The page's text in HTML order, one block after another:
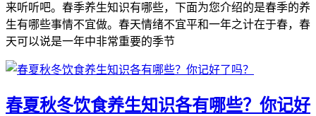
来听听吧。春季养生知识有哪些，下面为您介绍的是春季的养
生有哪些事情不宜做。春天情绪不宜平和一年之计在于春，春
天可以说是一年中非常重要的季节
春夏秋冬饮食养生知识各有哪些？你记好